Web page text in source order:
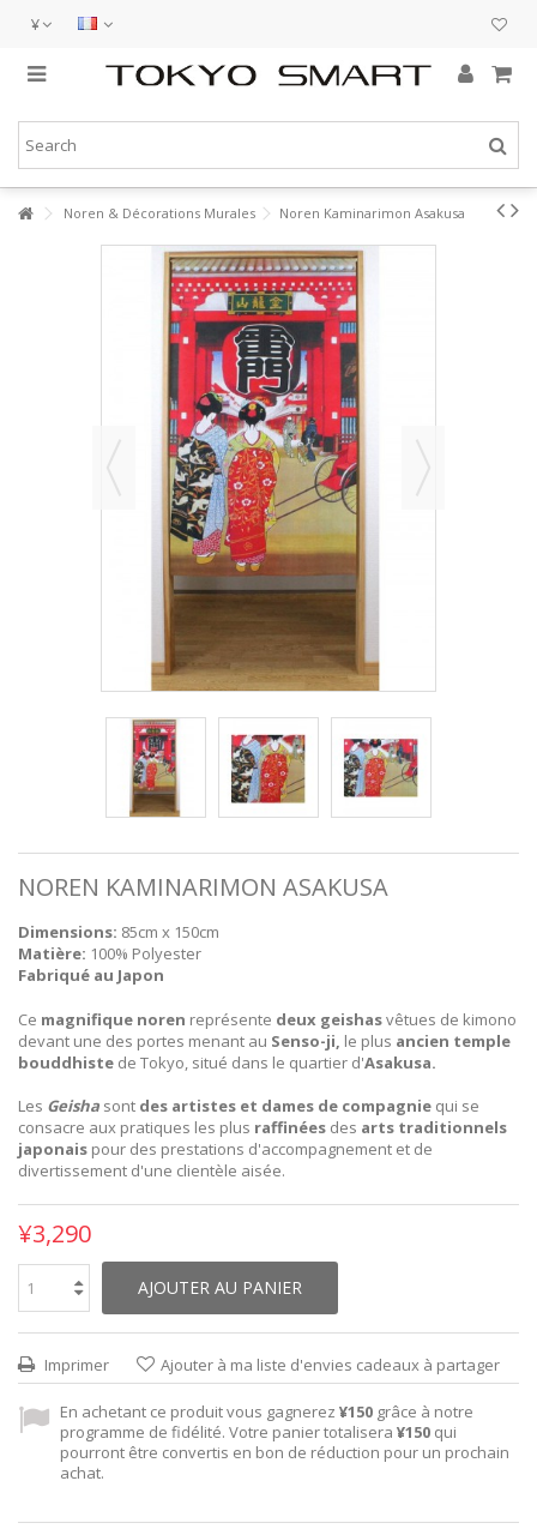
¥
Noren & Décorations Murales Noren Kaminarimon Asakusa
NOREN KAMINARIMON ASAKUSA
Dimensions: 85cm x 150cm
Matière: 100% Polyester
Fabriqué au Japon
Ce magnifique noren représente deux geishasvêtues de kimono
devant une des portes menant au Senso-ji, le plus ancien temple
bouddhiste de Tokyo, situé dans le quartier d'Asakusa.
Les Geisha sont des artistes et dames de compagnie qui se
consacre aux pratiques les plus raffinées des arts traditionnels
japonais pour des prestations d'accompagnement et de
divertissement d'une clientèle aisée.
¥3,290
AJOUTER AU PANIER
Imprimer Ajouter à ma liste d'envies cadeaux à partager
En achetant ce produit vous gagnerez ¥150 grâce à notre
programme de fidélité. Votre panier totalisera ¥150 qui
pourront être convertis en bon de réduction pour un prochain
achat.